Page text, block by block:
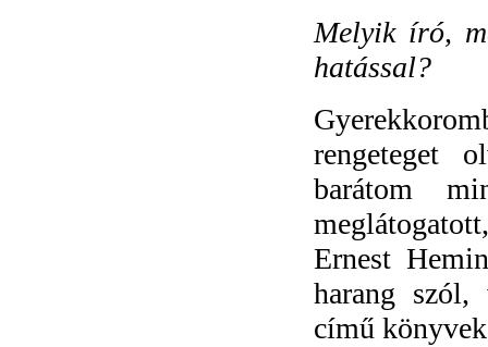
Melyik író,
hatással?
rengeteget
barátom
Ernest
harang szól,
című